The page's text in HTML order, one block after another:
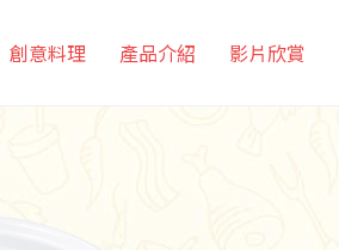
創意料理 產品介紹 影片欣賞